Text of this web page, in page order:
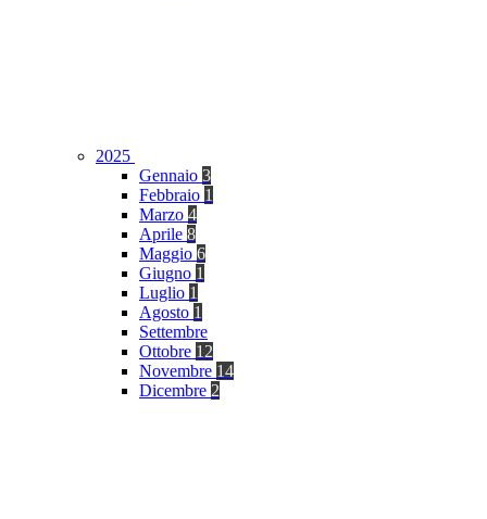
2025
Gennaio 3
Febbraio 1
Marzo 4
Aprile 8
Maggio 6
Giugno 1
Luglio 1
Agosto 1
Settembre
Ottobre 12
Novembre 14
Dicembre 2